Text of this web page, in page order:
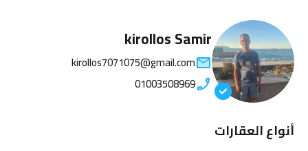
kirollos Samir
kirollos7071075@gmail.com
01003508969
أنواع العقارات